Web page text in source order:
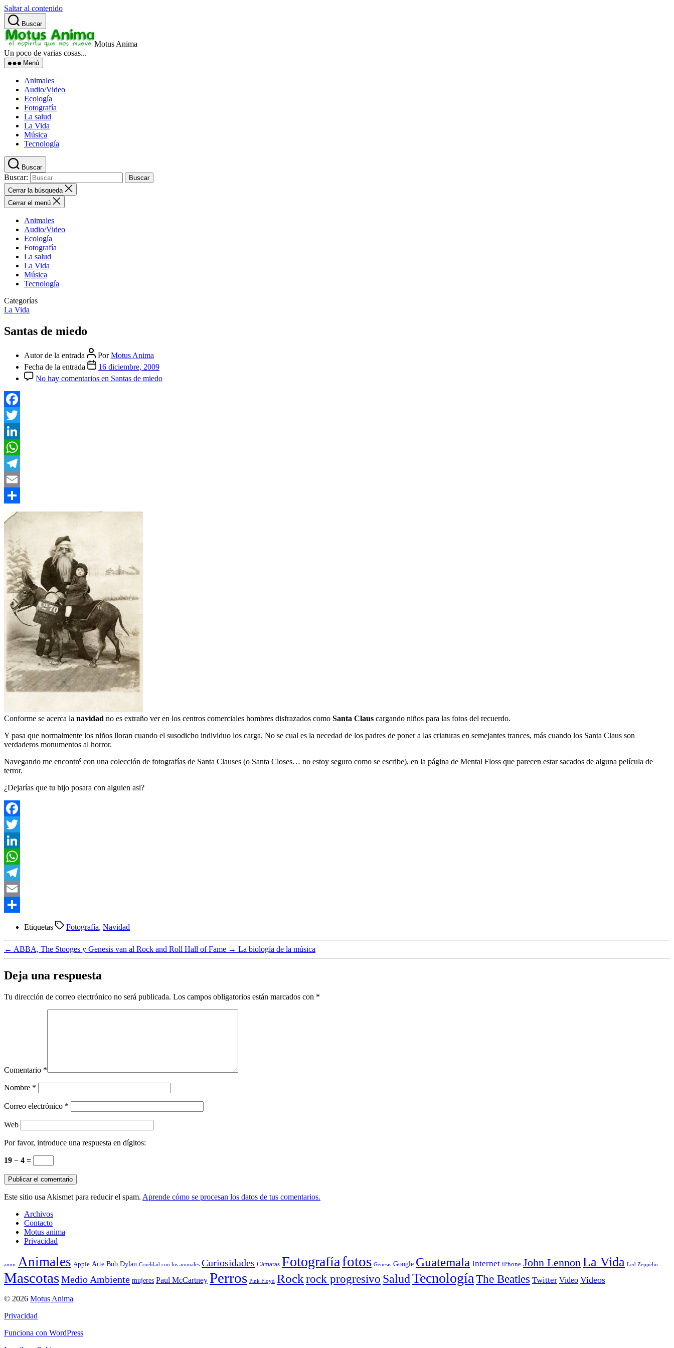
Saltar al contenido
Buscar
Motus Anima
Un poco de varias cosas...
Menú
Animales
Audio/Video
Ecología
Fotografía
La salud
La Vida
Música
Tecnología
Buscar
Buscar:
Cerrar la búsqueda
Cerrar el menú
Animales
Audio/Video
Ecología
Fotografía
La salud
La Vida
Música
Tecnología
Categorías
La Vida
Santas de miedo
Autor de la entrada PorMotus Anima
Fecha de la entrada
16 diciembre, 2009
No hay comentarios en Santas de miedo
Facebook
Twitter
LinkedIn
WhatsApp
Telegram
Email
Compartir
Conforme se acerca la navidad no es extraño ver en los centros comerciales hombres disfrazados como Santa Claus cargando niños para las fotos del recuerdo.
Y pasa que normalmente los niños lloran cuando el susodicho individuo los carga. No se cual es la necedad de los padres de poner a las criaturas en semejantes trances, más cuando los Santa Claus son
verdaderos monumentos al horror.
Navegando me encontré con una colección de fotografías de Santa Clauses (o Santa Closes… no estoy seguro como se escribe), en la página de Mental Floss que parecen estar sacados de alguna película de
terror.
¿Dejarías que tu hijo posara con alguien asi?
Facebook
Twitter
LinkedIn
WhatsApp
Telegram
Email
Etiquetas Fotografía, Navidad
← ABBA, The Stooges y Genesis van al Rock and Roll Hall of Fame → La biología de la música
Deja una respuesta
Tu dirección de correo electrónico no será publicada. Los campos obligatorios están marcados con *
Comentario *
Nombre *
Correo electrónico *
Web
Por favor, introduce una respuesta en dígitos:
19 − 4 =
Este sitio usa Akismet para reducir el spam. Aprende cómo se procesan los datos de tus comentarios.
Archivos
Contacto
Motus anima
Privacidad
amor Animales Apple Arte Bob Dylan Crueldad con los animales Curiosidades Cámaras Fotografíafotos Genesis Google Guatemala Internet iPhone John Lennon La Vida Led Zeppelin
MascotasMedio Ambiente mujeres Paul McCartney Perros Pink Floyd Rock rock progresivo SaludTecnología The Beatles Twitter Video Videos
© 2026 Motus Anima
Privacidad
Funciona con WordPress